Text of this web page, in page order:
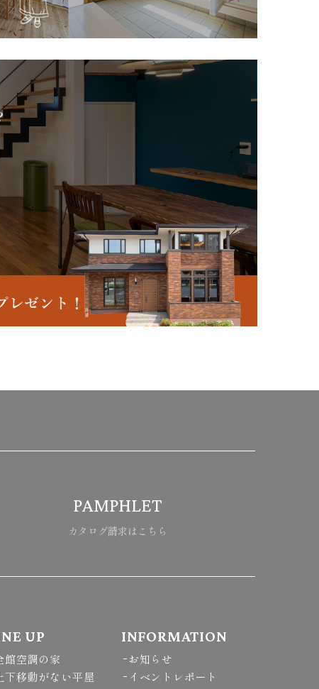
PAMPHLET
カタログ請求はこちら
UP
館空調の家
下移動がない平屋
INFORMATION
お知らせ
イベントレポート